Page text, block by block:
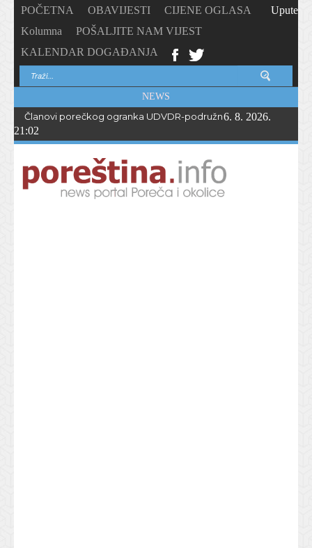
POČETNA OBAVIJESTI
CIJENE OGLASA
Kolumna
POŠALJITE NAM VIJEST
KALENDAR DOGAĐANJA
Upute
NEWS
Članovi porečkog ogranka UDVDR-podružnice Istarske
6. 8. 2026.
21:02